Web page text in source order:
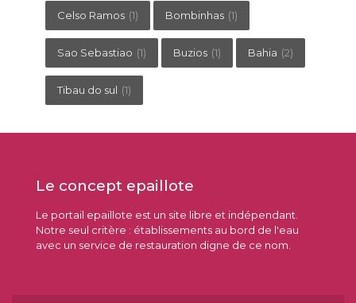
Celso Ramos (1) Bombinhas (1)
Sao Sebastiao (1) Buzios (1) Bahia (2)
Tibau do sul (1)
Le concept epaillote
Le portail epaillote est un site libre et indépendant.
Notre seul critère : établissements au bord de l'eau
avec un service de restauration digne de ce nom.